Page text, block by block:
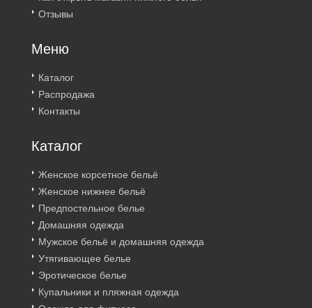
Отзывы
Меню
Каталог
Распродажа
Контакты
Каталог
Женское корсетное бельё
Женское нижнее бельё
Предпостельное белье
Домашняя одежда
Мужское бельё и домашняя одежда
Утягивающее белье
Эротическое белье
Купальники и пляжная одежда